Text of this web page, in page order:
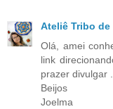
Ateliê Tribo de
Olá, amei
link
prazer divulgar .
Beijos
Joelma